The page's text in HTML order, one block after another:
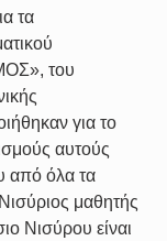
τα
του
για το
αυτούς
από όλα τα
μαθητής
Νισύρου είναι